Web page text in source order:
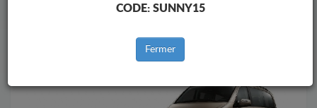
CODE: SUNNY15
Fermer